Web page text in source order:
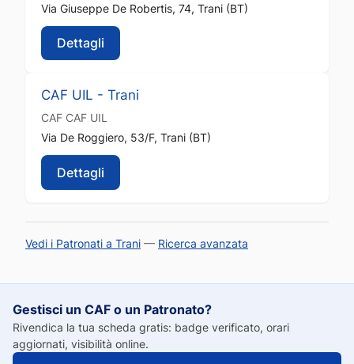
Via Giuseppe De Robertis, 74, Trani (BT)
Dettagli
CAF UIL - Trani
CAF CAF UIL
Via De Roggiero, 53/F, Trani (BT)
Dettagli
Vedi i Patronati a Trani — Ricerca avanzata
Gestisci un CAF o un Patronato?
Rivendica la tua scheda gratis: badge verificato, orari
aggiornati, visibilità online.